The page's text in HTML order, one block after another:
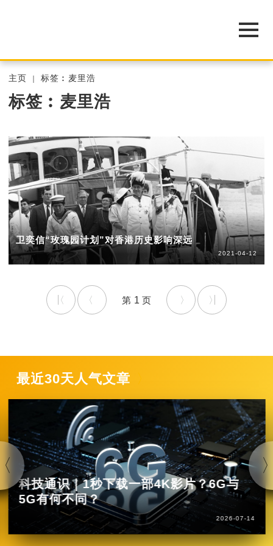
主页 标签︰麦里浩
标签︰麦里浩
卫奕信“玫瑰园计划”对香港历史影响深远
2021-04-12
1
最近30天人气文章
科技通识｜1秒下载一部4K影片？6G与
5G有何不同？
2026-07-14